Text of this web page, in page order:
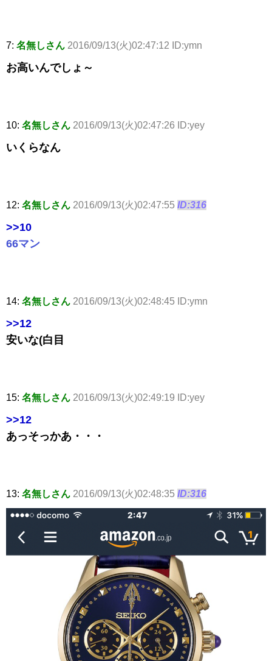
7: 名無しさん 2016/09/13(火)02:47:12 ID:ymn
お高いんでしょ～
10: 名無しさん 2016/09/13(火)02:47:26 ID:yey
いくらなん
12: 名無しさん 2016/09/13(火)02:47:55 ID:316
>>10
66マン
14: 名無しさん 2016/09/13(火)02:48:45 ID:ymn
>>12
安いな(白目
15: 名無しさん 2016/09/13(火)02:49:19 ID:yey
>>12
あっそっかあ・・・
13: 名無しさん 2016/09/13(火)02:48:35 ID:316